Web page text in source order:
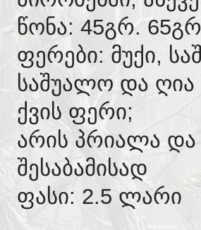
წონა: 45გრ.
ფერები: მუქი,
საშუალო და ღია
ქვის ფერი;
არის პრიალა
შესაბამისად
ფასი: 2.5 ლარი